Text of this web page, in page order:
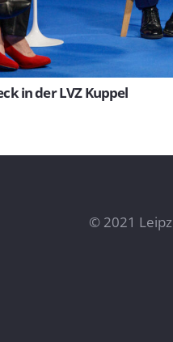
in der LVZ Kuppel
© 2021